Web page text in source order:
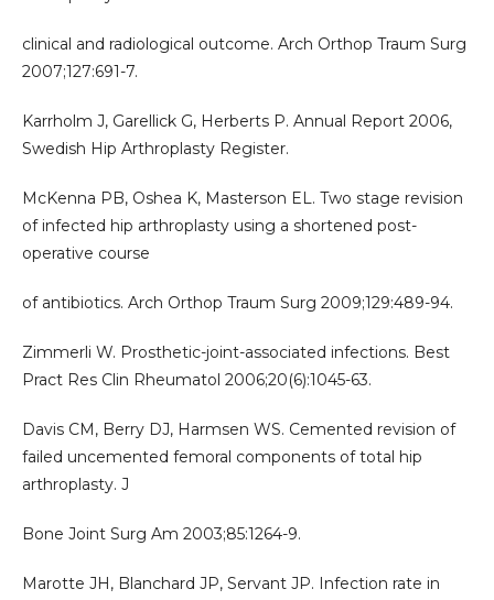
clinical and radiological outcome. Arch Orthop Traum Surg
2007;127:691-7.
Karrholm J, Garellick G, Herberts P. Annual Report 2006,
Swedish Hip Arthroplasty Register.
McKenna PB, Oshea K, Masterson EL. Two stage revision
of infected hip arthroplasty using a shortened post-
operative course
of antibiotics. Arch Orthop Traum Surg 2009;129:489-94.
Zimmerli W. Prosthetic-joint-associated infections. Best
Pract Res Clin Rheumatol 2006;20(6):1045-63.
Davis CM, Berry DJ, Harmsen WS. Cemented revision of
failed uncemented femoral components of total hip
arthroplasty. J
Bone Joint Surg Am 2003;85:1264-9.
Marotte JH, Blanchard JP, Servant JP. Infection rate in